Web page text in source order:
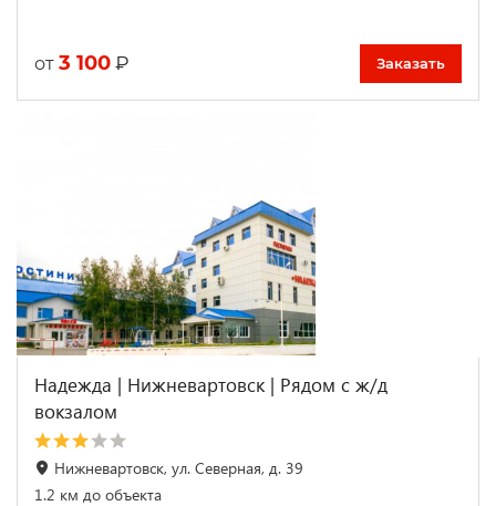
от 3 100 ₽ Заказать
Надежда | Нижневартовск | Рядом с ж/д
вокзалом
Нижневартовск, ул. Северная, д. 39
1.2 км до объекта